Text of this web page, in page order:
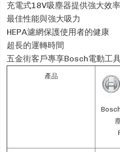
充電式18V吸塵器提供強大效率
最佳性能與強大吸力
HEPA濾網保護使用者的健康
超長的運轉時間
五金街客戶專享Bosch電動工
產品